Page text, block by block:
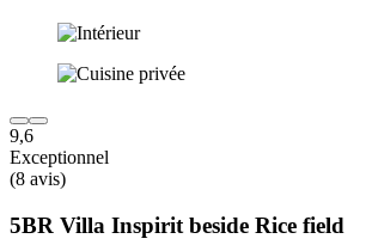
9,6
Exceptionnel
(8 avis)
5BR Villa Inspirit beside Rice field